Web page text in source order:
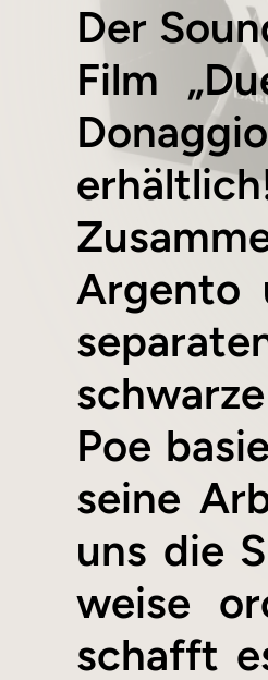
Der
Film
Argento
Poe
seine
uns die
weise
schafft